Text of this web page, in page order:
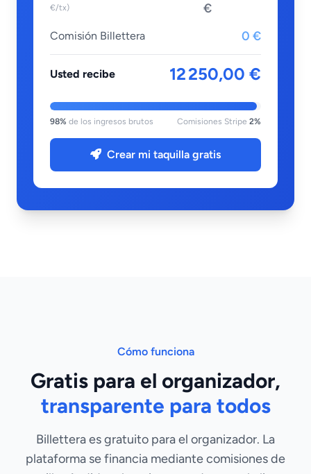
€/tx)
€
Comisión Billettera 0 €
Usted recibe 12 250,00 €
98% de los ingresos brutos Comisiones Stripe 2%
Crear mi taquilla gratis
Cómo funciona
Gratis para el organizador,
transparente para todos
Billettera es gratuito para el organizador. La
plataforma se financia mediante comisiones de